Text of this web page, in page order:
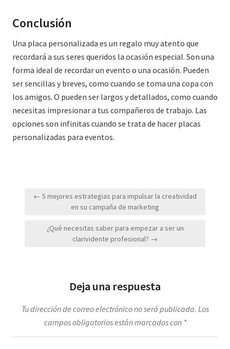
Conclusión
Una placa personalizada es un regalo muy atento que
recordará a sus seres queridos la ocasión especial. Son una
forma ideal de recordar un evento o una ocasión. Pueden
ser sencillas y breves, como cuando se toma una copa con
los amigos. O pueden ser largos y detallados, como cuando
necesitas impresionar a tus compañeros de trabajo. Las
opciones son infinitas cuando se trata de hacer placas
personalizadas para eventos.
Navegación
entradas
← 5 mejores estrategias para impulsar la creatividad
en su campaña de marketing
¿Qué necesitas saber para empezar a ser un
clarividente profesional? →
Deja una respuesta
Tu dirección de correo electrónico no será publicada. Los
campos obligatorios están marcados con *